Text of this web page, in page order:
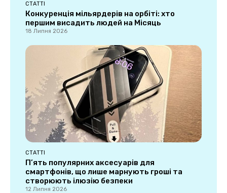
СТАТТІ
Конкуренція мільярдерів на орбіті: хто
першим висадить людей на Місяць
18 Липня 2026
СТАТТІ
П’ять популярних аксесуарів для
смартфонів, що лише марнують гроші та
створюють ілюзію безпеки
12 Липня 2026